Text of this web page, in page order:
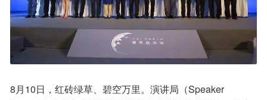
8月10日，红砖绿草、碧空万里。演讲局（Speaker